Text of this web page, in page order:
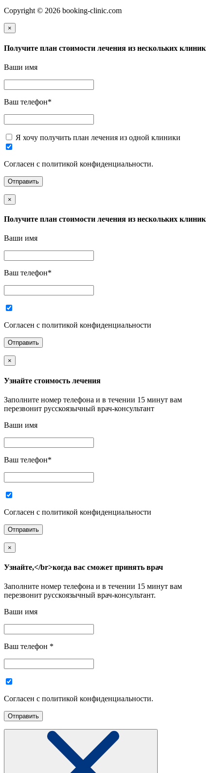
Copyright © 2026 booking-clinic.com
×
Получите план стоимости лечения из нескольких клиник
Ваши имя
Ваш телефон*
Я хочу получить план лечения из одной клиники
Согласен с политикой конфиденциальности.
×
Получите план стоимости лечения из нескольких клиник
Ваши имя
Ваш телефон*
Согласен с политикой конфиденциальности
×
Узнайте стоимость лечения
Заполните номер телефона и в течении 15 минут вам
перезвонит русскоязычный врач-консультант
Ваши имя
Ваш телефон*
Согласен с политикой конфиденциальности
×
Узнайте,</br>когда вас сможет принять врач
Заполните номер телефона и в течении 15 минут вам
перезвонит русскоязычный врач-консультант.
Ваши имя
Ваш телефон *
Согласен с политикой конфиденциальности.